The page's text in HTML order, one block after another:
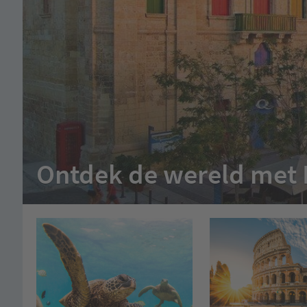
Ontdek de wereld met